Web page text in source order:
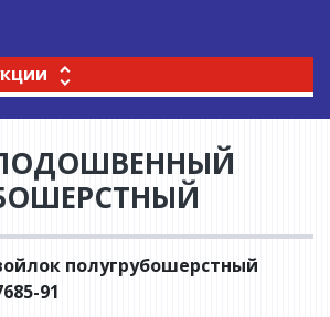
полугрубошерстный
91